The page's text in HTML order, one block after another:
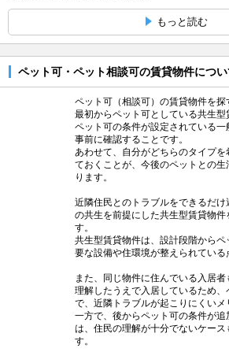
もっと読む
ペット可・ペット相談可の賃貸物件につ
ペット可（相談可）の賃貸物件を
最初からペット可としている共生型
ペット可の条件が設定されている一
事前に確認することです。
あわせて、自分がどちらのタイプ
ておくことが、今後のペットとの
ります。
近隣住民とのトラブルをできるだけ
の共生を前提にした共生型賃貸物件
す。
共生型賃貸物件は、設計段階から
要な設備や住環境が整えられている
また、同じ物件に住んでいる入居
理解したうえで入居しているため
で、近隣トラブルが起こりにくいメ
一方で、後からペット可の条件が
は、住民の理解が十分でないケー
す。